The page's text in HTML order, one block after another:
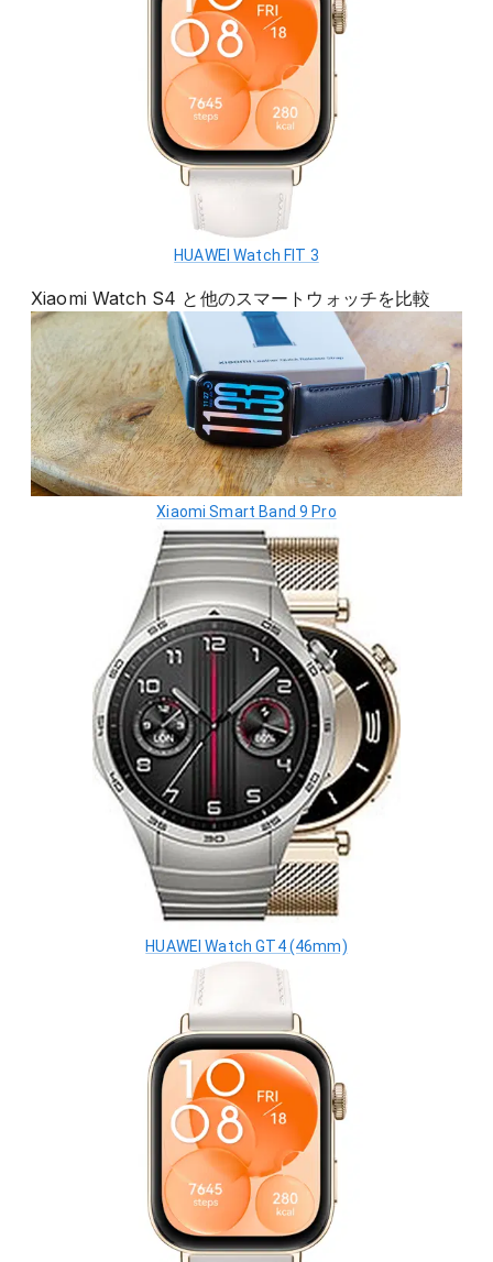
HUAWEI Watch FIT 3
Xiaomi Watch S4 と他のスマートウォッチを比較
Xiaomi Smart Band 9 Pro
HUAWEI Watch GT4 (46mm)